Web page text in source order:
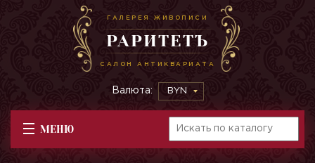
ГАЛЕРЕЯ ЖИВОПИСИ
РАРИТЕТЪ
САЛОН АНТИКВАРИАТА
Валюта: BYN
МЕНЮ